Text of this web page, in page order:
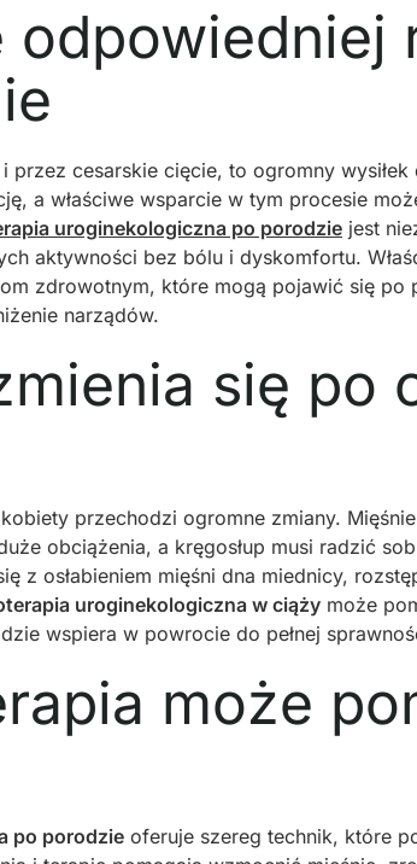
odpowiedniej
przez cesarskie cięcie, to ogromny wysiłek
a właściwe wsparcie w tym procesie
uroginekologiczna po porodzie jest
aktywności bez bólu i dyskomfortu.
zdrowotnym, które mogą pojawić się po
narządów.
się po
przechodzi ogromne zmiany.
obciążenia, a kręgosłup musi radzić
z osłabieniem mięśni dna miednicy,
uroginekologiczna w ciąży może
wspiera w powrocie do pełnej
może
po porodzie oferuje szereg technik, które